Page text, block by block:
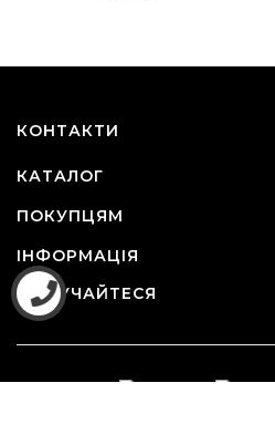
КОНТАКТИ
КАТАЛОГ
ПОКУПЦЯМ
ІНФОРМАЦІЯ
ДОЛУЧАЙТЕСЯ